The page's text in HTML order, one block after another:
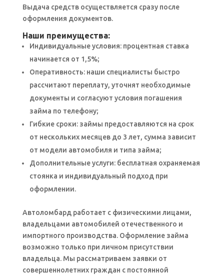
Выдача средств осуществляется сразу после
оформления документов.
Наши преимущества:
Индивидуальные условия: процентная ставка
начинается от 1,5%;
Оперативность: наши специалисты быстро
рассчитают переплату, уточнят необходимые
документы и согласуют условия погашения
займа по телефону;
Гибкие сроки: займы предоставляются на срок
от нескольких месяцев до 3 лет, сумма зависит
от модели автомобиля и типа займа;
Дополнительные услуги: бесплатная охраняемая
стоянка и индивидуальный подход при
оформлении.
Автоломбард работает с физическими лицами,
владельцами автомобилей отечественного и
импортного производства. Оформление займа
возможно только при личном присутствии
владельца. Мы рассматриваем заявки от
совершеннолетних граждан с постоянной